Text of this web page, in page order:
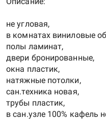
не угловая,
в комнатах виниловые
полы ламинат,
двери бронированные,
окна пластик,
натяжные потолки,
сан.техника новая,
трубы пластик,
в сан.узле 100% кафель